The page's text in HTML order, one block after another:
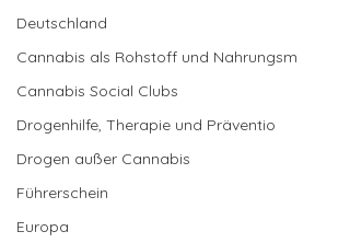
Deutschland
Cannabis als Rohstoff und Nahrungsm
Cannabis Social Clubs
Drogenhilfe, Therapie und Präventio
Drogen außer Cannabis
Führerschein
Europa